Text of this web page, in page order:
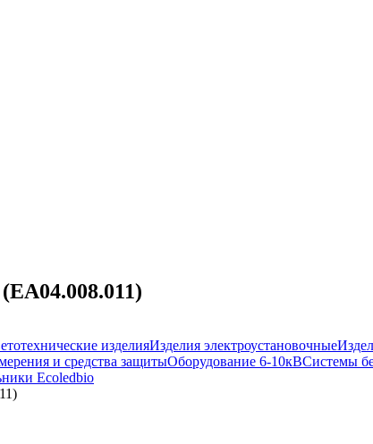
изделияИзделия электроустановочные
и средства защитыОборудование 6-10кВСистемы
Ecoledbio